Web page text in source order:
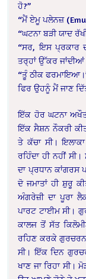
ਹੋ?”
“ਮੈਂ ਏਮੂ ਪਲੇਨਜ਼ (Emu
“ਘਟਨਾ ਬੜੀ ਯਾਦ
“ਸਰ, ਇਸ ਪ੍ਰਕਾਰ
ਤਰ੍ਹਾਂ ਉੱਕਰ
“ਤੂੰ ਠੀਕ
ਫਿਰ ਉਹਨੂੰ ਮੈਂ ਜਾਣ
ਇੱਕ ਹੋਰ ਘਟਨਾ
ਇੱਕ ਸੈਸ਼ਨ ਨੌਕਰੀ
ਤੇ ਕੱਚਾ ਸੀ।
ਰਹਿੰਦਾ ਹੀ ਨਹੀਂ
ਦਾ ਪ੍ਰਧਾਨ ਕਾਂਗਰਸ
ਦੋ ਜਮਾਤਾਂ ਹੀ ਸ਼ੁਰੂ
ਅੰਗਰੇਜ਼ੀ ਦਾ ਪੂਰਾ
ਪਾਰਟ ਟਾਈਮ ਸੀ।
ਕਾਲਜ ਤੋਂ ਸੱਤ
ਰਹਿਣ ਕਰਕੇ
ਸੀ। ਇੱਕ ਦਿਨ
ਖਾਣ ਜਾ ਰਿਹਾ